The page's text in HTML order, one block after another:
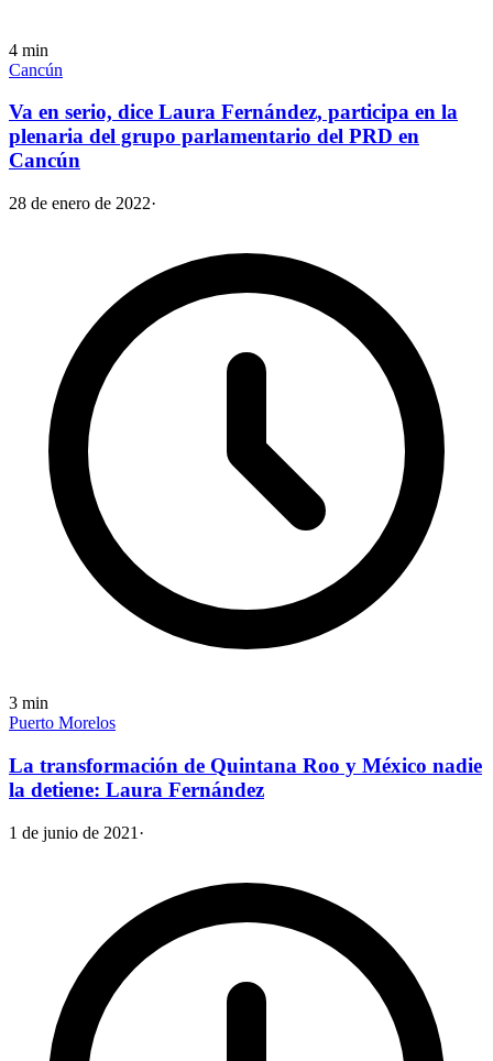
4 min
Cancún
Va en serio, dice Laura Fernández, participa en la
plenaria del grupo parlamentario del PRD en
Cancún
28 de enero de 2022·
3 min
Puerto Morelos
La transformación de Quintana Roo y México nadie
la detiene: Laura Fernández
1 de junio de 2021 ·